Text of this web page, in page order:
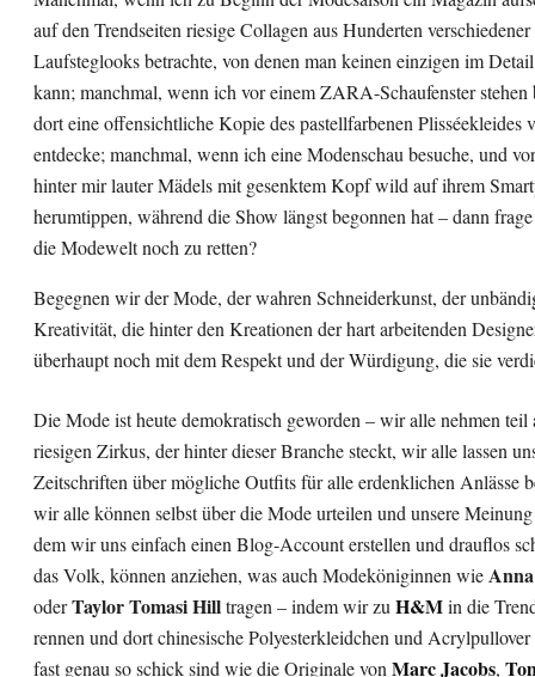
auf den Trendseiten riesige Collagen aus Hunderten verschiedener
Laufsteglooks betrachte, von denen man keinen einzigen im
kann; manchmal, wenn ich vor einem ZARA-Schaufenster stehen
dort eine offensichtliche Kopie des pastellfarbenen Plisséekleides
entdecke; manchmal, wenn ich eine Modenschau besuche, und
hinter mir lauter Mädels mit gesenktem Kopf wild auf ihrem
herumtippen, während die Show längst begonnen hat – dann
die Modewelt noch zu retten?
Begegnen wir der Mode, der wahren Schneiderkunst, der
Kreativität, die hinter den Kreationen der hart arbeitenden
überhaupt noch mit dem Respekt und der Würdigung, die sie
Die Mode ist heute demokratisch geworden – wir alle nehmen teil
riesigen Zirkus, der hinter dieser Branche steckt, wir alle lassen
Zeitschriften über mögliche Outfits für alle erdenklichen Anlässe
wir alle können selbst über die Mode urteilen und unsere
dem wir uns einfach einen Blog-Account erstellen und drauflos
das Volk, können anziehen, was auch Modeköniginnen wie
oderTaylor Tomasi Hilltragen – indem wir zu H&Min die
rennen und dort chinesische Polyesterkleidchen und
fast genau so schick sind wie die Originale von Marc Jacobs,